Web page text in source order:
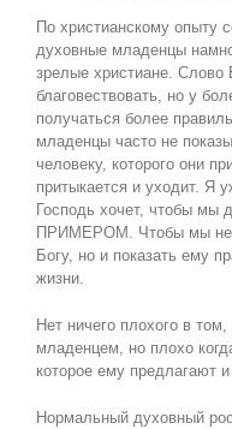
По христианскому опыту
духовные младенцы
зрелые христиане.
благовествовать, но у
получаться более
младенцы часто не
человеку, которого они
притыкается и уходит. Я
Господь хочет, чтобы мы
ПРИМЕРОМ. Чтобы мы не
Богу, но и показать ему
жизни.
Нет ничего плохого в
младенцем, но плохо
которое ему
Нормальный духовный